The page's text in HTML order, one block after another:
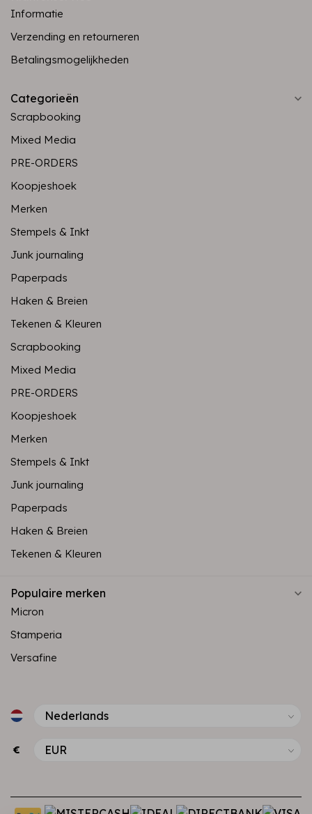
Informatie
Verzending en retourneren
Betalingsmogelijkheden
Categorieën
Scrapbooking
Mixed Media
PRE-ORDERS
Koopjeshoek
Merken
Stempels & Inkt
Junk journaling
Paperpads
Haken & Breien
Tekenen & Kleuren
Scrapbooking
Mixed Media
PRE-ORDERS
Koopjeshoek
Merken
Stempels & Inkt
Junk journaling
Paperpads
Haken & Breien
Tekenen & Kleuren
Populaire merken
Micron
Stamperia
Versafine
€